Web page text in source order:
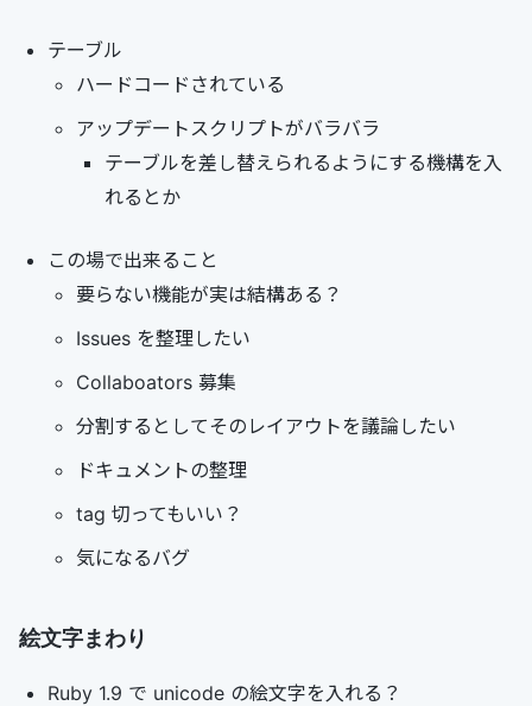
テーブル
ハードコードされている
アップデートスクリプトがバラバラ
テーブルを差し替えられるようにする機構を入
れるとか
この場で出来ること
要らない機能が実は結構ある？
Issues を整理したい
Collaboators 募集
分割するとしてそのレイアウトを議論したい
ドキュメントの整理
tag 切ってもいい？
気になるバグ
絵文字まわり
Ruby 1.9 で unicode の絵文字を入れる？